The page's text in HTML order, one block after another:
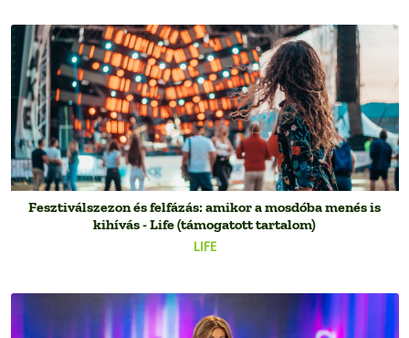
LIFE
Fesztiválszezon és felfázás: amikor a mosdóba menés is
kihívás - Life (támogatott tartalom)